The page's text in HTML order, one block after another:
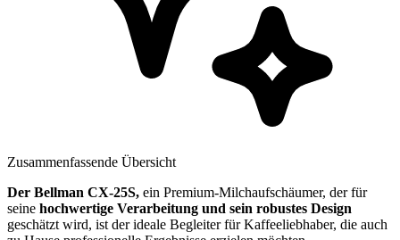
Zusammenfassende Übersicht
Der Bellman CX-25S, ein Premium-Milchaufschäumer, der für
seine hochwertige Verarbeitung und sein robustes Design
geschätzt wird, ist der ideale Begleiter für Kaffeeliebhaber, die auch